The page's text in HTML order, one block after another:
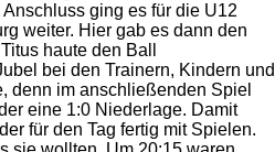
ging es für die U12
weiter. Hier gab es dann den
haute den Ball
bei den Trainern, Kindern und
denn im anschließenden Spiel
eine 1:0 Niederlage. Damit
für den Tag fertig mit Spielen.